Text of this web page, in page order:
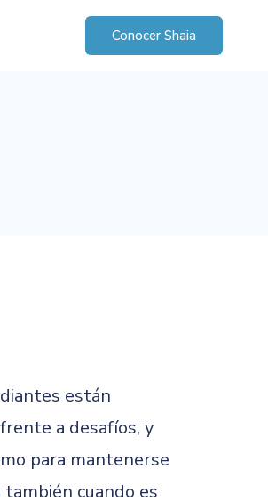
Conocer Shaia
están
a desafíos, y
para mantenerse
cuando es